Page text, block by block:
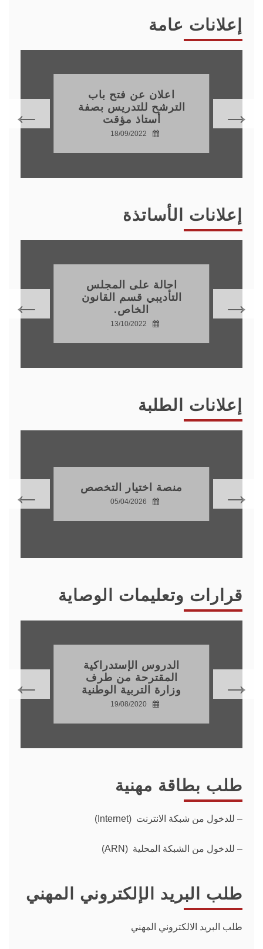
إعلانات عامة
اعلان عن فتح باب
الترشح للتدريس بصفة
أستاذ مؤقت
18/09/2022
إعلانات الأساتذة
احالة على المجلس
التأديبي قسم القانون
الخاص.
13/10/2022
إعلانات الطلبة
منصة اختيار التخصص
05/04/2026
قرارات وتعليمات الوصاية
الدروس الإستدراكية
المقترحة من طرف
وزارة التربية الوطنية
19/08/2020
طلب بطاقة مهنية
– للدخول من شبكة الانترنت (Internet)
– للدخول من الشبكة المحلية (ARN)
طلب البريد الإلكتروني المهني
طلب البريد الالكتروني المهني